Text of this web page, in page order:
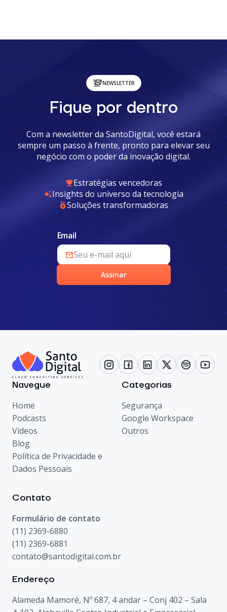
NEWSLETTER
Fique por dentro
Com a newsletter da SantoDigital, você estará
sempre um passo à frente, pronto para elevar seu
negócio com o poder da inovação digital.
Estratégias vencedoras
Insights do universo da tecnologia
Soluções transformadoras
Email
Assinar
Navegue
Home
Podcasts
Vídeos
Blog
Política de Privacidade e
Dados Pessoais
Categorias
Segurança
Google Workspace
Outros
Contato
Formulário de contato
(11) 2369-6880
(11) 2369-6881
contato@santodigital.com.br
Endereço
Alameda Mamoré, Nº 687, 4 andar – Conj 402 – Sala